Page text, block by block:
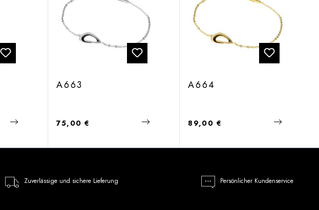
A663
Regulärer Preis:
75,00 €
A664
Regulärer Preis:
89,00 €
Zuverlässige und sichere Lieferung Persönlicher Kundenservice